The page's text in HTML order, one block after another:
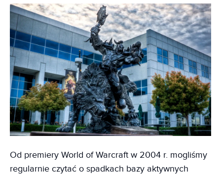
Od premiery World of Warcraft w 2004 r. mogliśmy
regularnie czytać o spadkach bazy aktywnych